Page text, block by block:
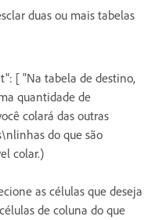
duas ou mais tabelas
[ "Na tabela de destino,
quantidade de
colará das outras
do que são
colar.)
as células que deseja
de coluna do que